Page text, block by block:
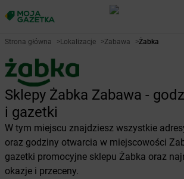
Strona główna >Lokalizacje >Zabawa >Żabka
Sklepy Żabka Zabawa -
i gazetki
W tym miejscu znajdziesz wszystkie
oraz godziny otwarcia w miejscowości
gazetki promocyjne sklepu Żabka oraz
okazje i przeceny.